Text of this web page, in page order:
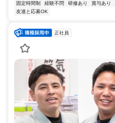
固定時間制
経験不問 研修あり 賞与あり
友達と応募OK
正社員